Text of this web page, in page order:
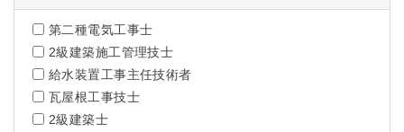
第二種電気工事士
2級建築施工管理技士
給水装置工事主任技術者
瓦屋根工事技士
2級建築士